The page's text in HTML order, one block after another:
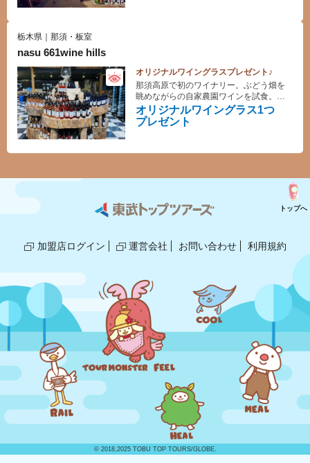
栃木県｜那須・板室
nasu 661wine hills
オリジナルワイングラスプレゼント♪
オリジナルワイングラス1つ
プレゼント
那須高原で初のワイナリー。ぶどう畑を
眺めながらの自家農園ワインを試食。テ
ラスでは薪のグリルで新鮮な高原野菜な
どを食することもできます。
加盟店ログイン 運営会社 お問い合わせ 利用規約
トップへ
© 2018,2025 TOBU TOP TOURS/GLOBE.